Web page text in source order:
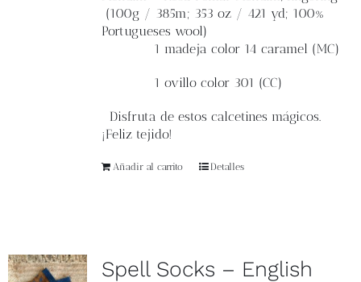
(100g / 385m; 353 oz / 421 yd; 100%
Portugueses wool)
1 madeja color 14 caramel (MC)
1 ovillo color 301 (CC)
Disfruta de estos calcetines mágicos.
¡Feliz tejido!
Añadir al carrito Detalles
Spell Socks – English